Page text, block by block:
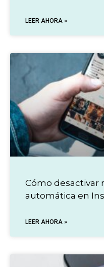
LEER AHORA »
Cómo desactivar
automática en
LEER AHORA »